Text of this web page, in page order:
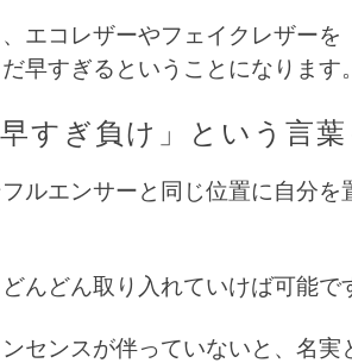
エコレザーやフェイクレザーを
早すぎるということになります。
すぎ負け」という言葉
ルエンサーと同じ位置に自分を
んどん取り入れていけば可能で
センスが伴っていないと、名実